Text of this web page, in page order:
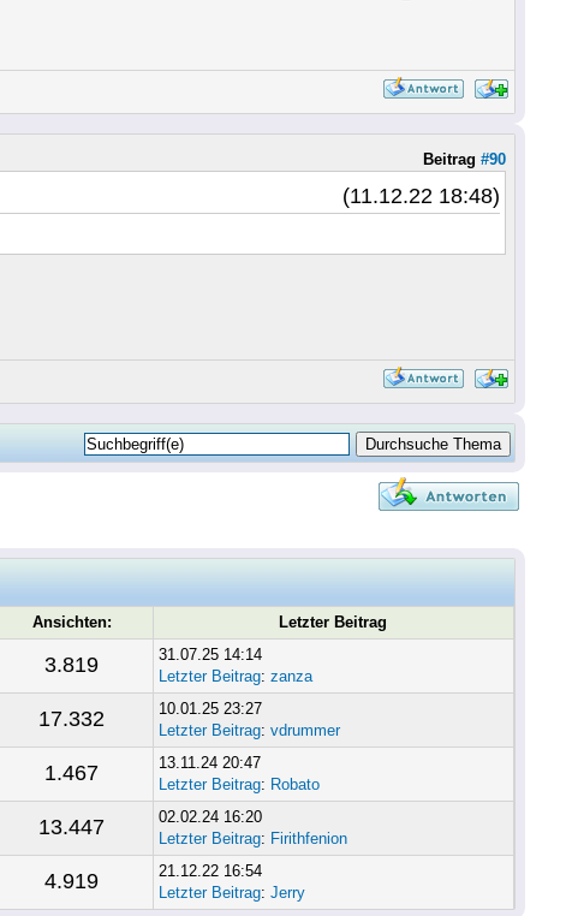
Beitrag #90
(11.12.22 18:48)
Ansichten: Letzter Beitrag
3.819
31.07.25 14:14
Letzter Beitrag: zanza
17.332
10.01.25 23:27
Letzter Beitrag: vdrummer
1.467
13.11.24 20:47
Letzter Beitrag: Robato
13.447
02.02.24 16:20
Letzter Beitrag: Firithfenion
4.919
21.12.22 16:54
Letzter Beitrag: Jerry